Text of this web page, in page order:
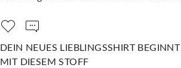
DEIN NEUES LIEBLINGSSHIRT BEGINNT
MIT DIESEM STOFF